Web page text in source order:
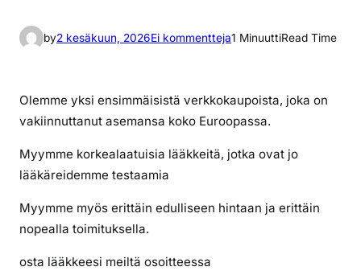
by2 kesäkuun, 2026Ei kommenttejaa
i
e
i
1 MinuuttiRead Time
Olemme yksi ensimmäisistä verkkokaupoista, joka on
vakiinnuttanut asemansa koko Euroopassa.
Myymme korkealaatuisia lääkkeitä, jotka ovat jo
lääkäreidemme testaamia
Myymme myös erittäin edulliseen hintaan ja erittäin
nopealla toimituksella.
osta lääkkeesi meiltä osoitteessa